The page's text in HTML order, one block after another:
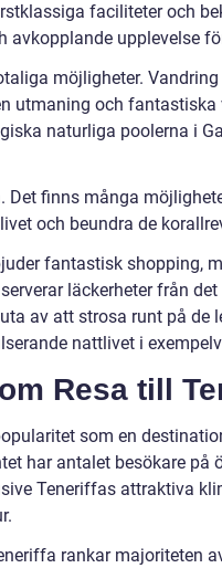
faciliteter och
avkopplande upplevelse
möjligheter.
utmaning och fantastiska
naturliga poolerna i
finns många
och beundra de
fantastisk shopping,
läckerheter från
av att strosa runt på de
nattlivet i
Resa till
som en
har antalet besökare på
Teneriffas attraktiva
rankar majoriteten